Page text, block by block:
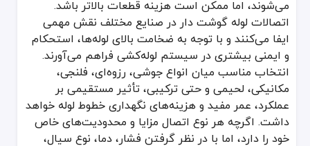
می‌شوند، اما ممکن است هزینه قطعات بالاتر باشد.
اتصالات لوله گوشت دار در صنایع مختلف نقش مهمی
ایفا می‌کنند و با توجه به ضخامت بالای لوله‌ها، استحکام
و ایمنی بیشتری در سیستم لوله‌کشی فراهم می‌آورند.
انتخاب مناسب میان انواع جوشی، رزوه‌ای، فلنجی،
مکانیکی، لحیمی و حتی ترکیبی، تأثیر مستقیمی بر
عملکرد، عمر مفید و هزینه‌های نگهداری خطوط لوله خواهد
داشت. اگرچه هر نوع اتصال مزایا و محدودیت‌های خاص
خود را دارد، اما با در نظر گرفتن فشار، دما، نوع سیال،